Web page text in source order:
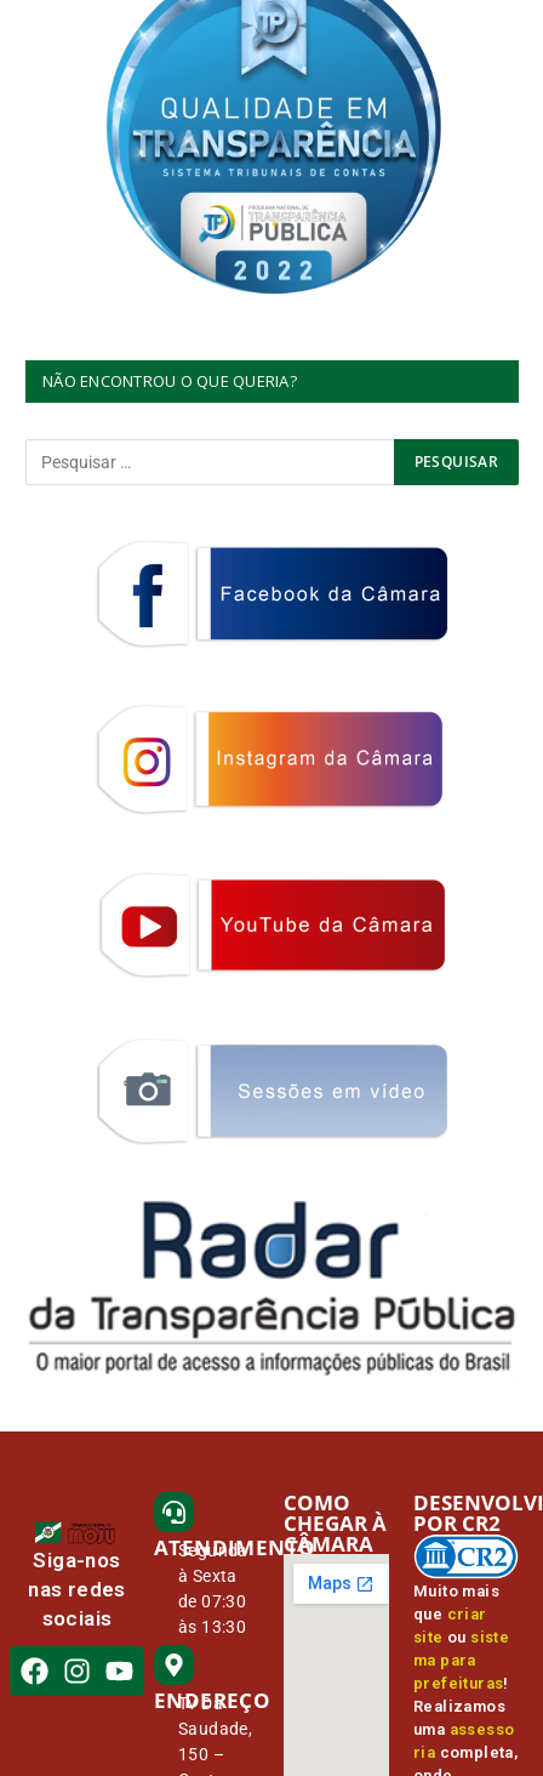
NÃO ENCONTROU O QUE QUERIA?
Siga-nos
nas redes
sociais
ATENDIMENTO
Segunda
à Sexta
de 07:30
às 13:30
ENDEREÇO
Tv Da
Saudade,
150 –
COMO
CHEGAR À
CÂMARA
Muito mais
que criar
site ou siste
ma para
prefeituras!
Realizamos
uma assesso
ria completa,
POR CR2